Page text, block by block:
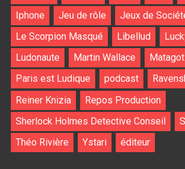
Iphone
Jeu de rôle Jeux de
Le Scorpion Masqué
Libellud
Ludonaute
Martin Wallace Matagot
Paris est Ludique
podcast
Reiner Knizia
Repos Production
Sherlock Holmes Detective Conseil
Théo Rivière
Ystari éditeur